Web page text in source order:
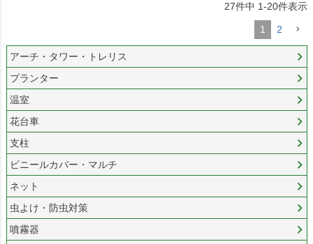
27件中 1-20件表示
1 2
アーチ・タワー・トレリス
プランター
温室
花台車
支柱
ビニールカバー・マルチ
ネット
虫よけ・防虫対策
噴霧器